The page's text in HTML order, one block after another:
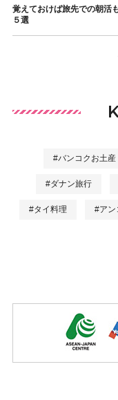
覚えておけば旅先での朝活
５選
#バンコクお土産
#ダナン旅行
#タイ料理 #アン